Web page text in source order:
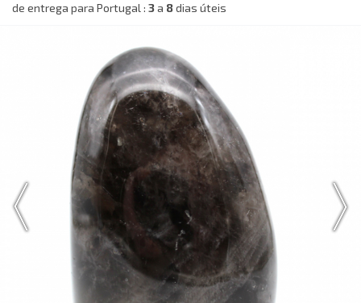
de entrega para Portugal : 3a 8dias úteis